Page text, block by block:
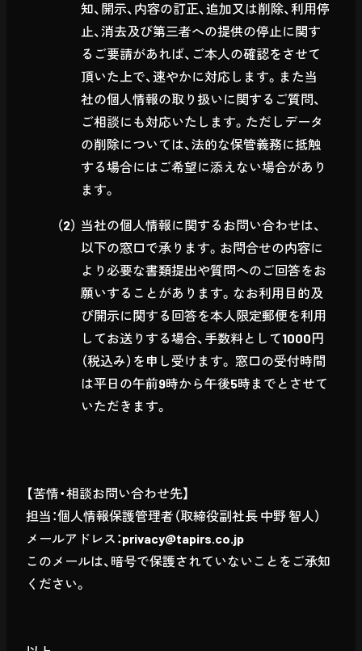
知、開示、内容の訂正、追加又は削除、利用停
止、消去及び第三者への提供の停止に関す
るご要請があれば、ご本人の確認をさせて
頂いた上で、速やかに対応します。また当
社の個人情報の取り扱いに関するご質問、
ご相談にも対応いたします。ただしデータ
の削除については、法的な保管義務に抵触
する場合にはご希望に添えない場合があり
ます。
当社の個人情報に関するお問い合わせは、
以下の窓口で承ります。お問合せの内容に
より必要な書類提出や質問へのご回答をお
願いすることがあります。なお利用目的及
び開示に関する回答を本人限定郵便を利用
してお送りする場合、手数料として1000円
（税込み）を申し受けます。 窓口の受付時間
は平日の午前9時から午後5時までとさせて
いただきます。
【苦情・相談お問い合わせ先】
担当：個人情報保護管理者（取締役副社長 中野 智人）
メールアドレス：privacy@tapirs.co.jp
このメールは、暗号で保護されていないことをご承知
ください。